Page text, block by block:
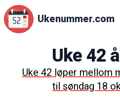
Ukenummer.com
Uke42
Uke42løper mellom
tilsøndag 18